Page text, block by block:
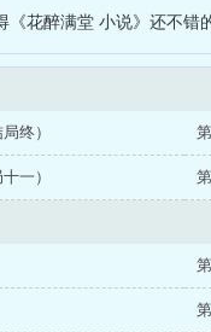
《花醉满堂 小说》还不错
终）
一）